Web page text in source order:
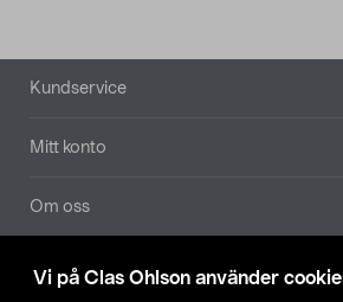
Vi på Clas Ohlson använder
Sidfot
Kundservice
Mitt konto
Om oss
Aktuellt